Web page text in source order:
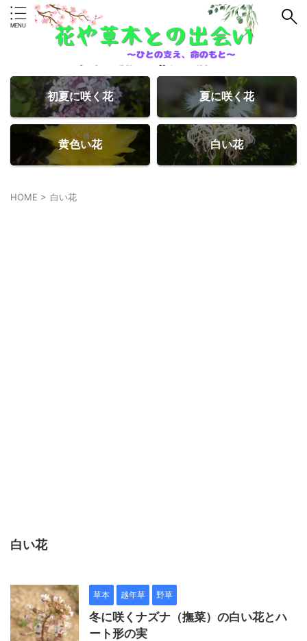
初夏に咲く花 夏に咲く花
黄色い花 白い花
HOME > 白い花
白い花
草本 越年草 野草
冬に咲くナズナ（撫菜）の白い花とハ
ート形の実